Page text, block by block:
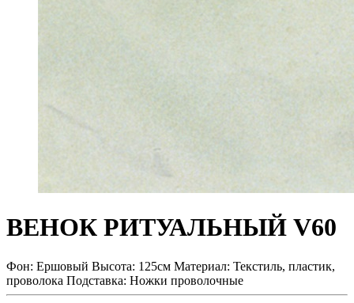
ВЕНОК РИТУАЛЬНЫЙ V60
Фон: Ершовый Высота: 125см Материал: Текстиль, пластик,
проволока Подставка: Ножки проволочные